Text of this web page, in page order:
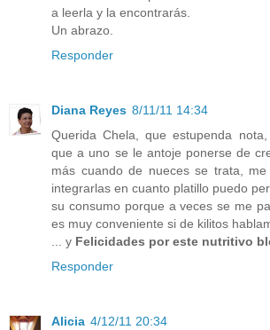
a leerla y la encontrarás.
Un abrazo.
Responder
Diana Reyes 8/11/11 14:34
Querida Chela, que estupenda
que a uno se le antoje ponerse de
más cuando de nueces se trata,
integrarlas en cuanto platillo puedo
su consumo porque a veces se me
es muy conveniente si de kilitos
... y Felicidades por este nutritivo
Responder
Alicia 4/12/11 20:34